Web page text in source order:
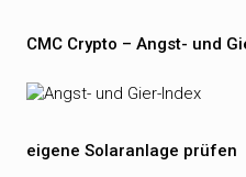
CMC Crypto – Angst- und
eigene Solaranlage prüfen